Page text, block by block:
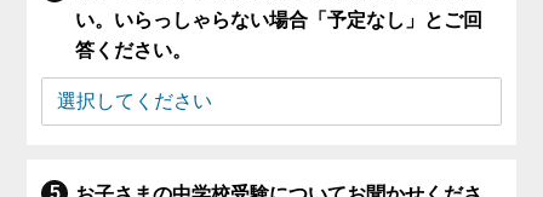
い。いらっしゃらない場合「予定なし」とご回
答ください。